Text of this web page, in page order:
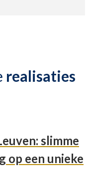
realisaties
slimme
op een unieke